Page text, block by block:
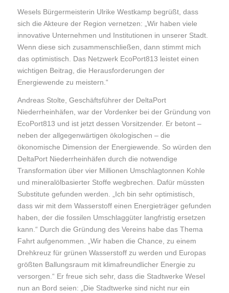
Wesels Bürgermeisterin Ulrike Westkamp begrüßt, dass
sich die Akteure der Region vernetzen: „Wir haben viele
innovative Unternehmen und Institutionen in unserer Stadt.
Wenn diese sich zusammenschließen, dann stimmt mich
das optimistisch. Das Netzwerk EcoPort813 leistet einen
wichtigen Beitrag, die Herausforderungen der
Energiewende zu meistern.“
Andreas Stolte, Geschäftsführer der DeltaPort
Niederrheinhäfen, war der Vordenker bei der Gründung von
EcoPort813 und ist jetzt dessen Vorsitzender. Er betont –
neben der allgegenwärtigen ökologischen – die
ökonomische Dimension der Energiewende. So würden den
DeltaPort Niederrheinhäfen durch die notwendige
Transformation über vier Millionen Umschlagtonnen Kohle
und mineralölbasierter Stoffe wegbrechen. Dafür müssten
Substitute gefunden werden. „Ich bin sehr optimistisch,
dass wir mit dem Wasserstoff einen Energieträger gefunden
haben, der die fossilen Umschlaggüter langfristig ersetzen
kann.“ Durch die Gründung des Vereins habe das Thema
Fahrt aufgenommen. „Wir haben die Chance, zu einem
Drehkreuz für grünen Wasserstoff zu werden und Europas
größten Ballungsraum mit klimafreundlicher Energie zu
versorgen.“ Er freue sich sehr, dass die Stadtwerke Wesel
nun an Bord seien: „Die Stadtwerke sind nicht nur ein